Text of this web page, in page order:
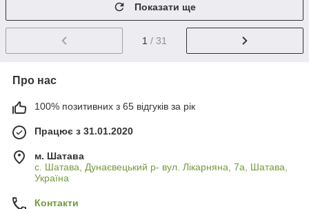
Показати ще
1 / 31
Про нас
100% позитивних з 65 відгуків за рік
Працює з 31.01.2020
м. Шатава
с. Шатава, Дунаєвецький р- вул. Лікарняна, 7а, Шатава,
Україна
Контакти